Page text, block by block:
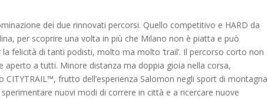
dei due rinnovati percorsi. Quello competitivo e HARD da
per scoprire una volta in più che Milano non è piatta e può
la felicità di tanti podisti, molto ma molto ‘trail’. Il percorso corto non
aperto a tutti. Minore distanza ma doppia gioia nella corsa,
CITYTRAIL™, frutto dell’esperienza Salomon negli sport di montagna
nuovi modi di correre in città e a ricercare nuove